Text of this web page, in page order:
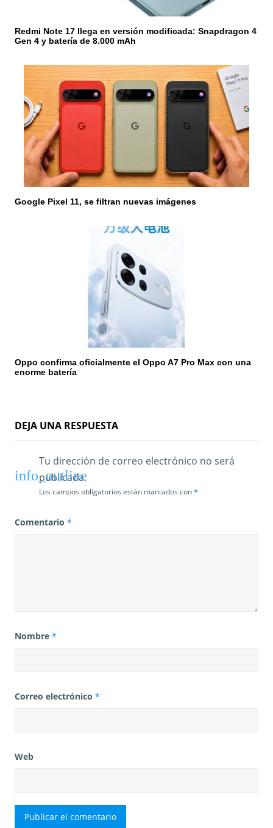
r
a
s
Redmi Note 17 llega en versión modificada: Snapdragon 4
Gen 4 y batería de 8.000 mAh
Google Pixel 11, se filtran nuevas imágenes
Oppo confirma oficialmente el Oppo A7 Pro Max con una
enorme batería
DEJA UNA RESPUESTA
Tu dirección de correo electrónico no será
publicada.
Los campos obligatorios están marcados con*
Comentario *
Nombre *
Correo electrónico *
Web